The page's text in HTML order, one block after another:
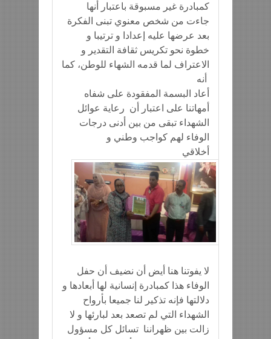
كمبادرة غير مسبوقة باعتبار أنها
جاءت من شخص معنوي تبنى الفكرة
بعد عرضها عليه إعدادا و ترتيبا و
خطوة نحو تكريس ثقافة التقدير و
الاعتراف لما قدمه الشهاء للوطن، كما
أعاد البسمة المفقودة على شفاه
أمهاتنا على اعتبار أن رعاية عوائل
الشهداء تبقى من بين أدنى درجات
الوفاء لهم كواجب وطني و
أخلاقي
الوفاء هذا كمبادرة إنسانية لها أبعادها و
دلالتها فإنه تذكير لنا جميعا بأرواح
الشهداء التي لم تصعد بعد لبارئها و لا
زالت بين ظهراننا تسائل كل مسؤول